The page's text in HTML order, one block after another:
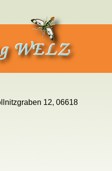
12, 06618